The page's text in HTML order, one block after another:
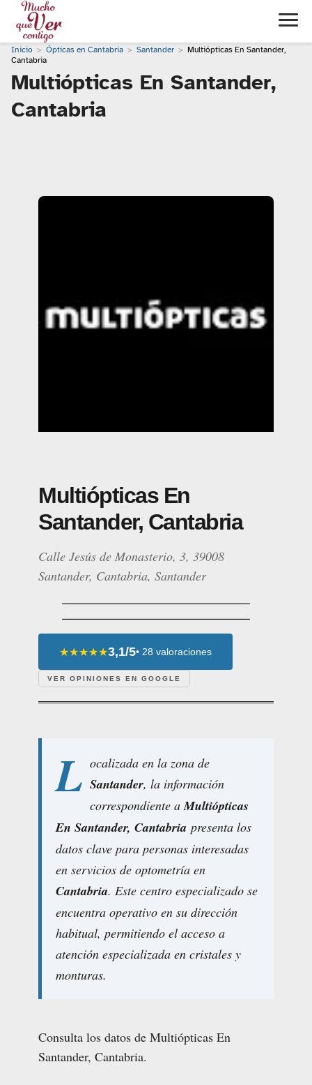
Inicio Ópticas en Cantabria Santander
Multiópticas En Santander,
Cantabria
Multiópticas En Santander,
Cantabria
Multiópticas En
Santander, Cantabria
Calle Jesús de Monasterio, 3, 39008
Santander, Cantabria, Santander
★★★★★3,1/5• 28 valoraciones
VER OPINIONES EN GOOGLE
L ocalizada en la zona de
Santander, la información
correspondiente aMultiópticas
En Santander, Cantabria presenta los
datos clave para personas interesadas
en servicios de optometría en
Cantabria. Este centro especializado se
encuentra operativo en su dirección
habitual, permitiendo el acceso a
atención especializada en cristales y
monturas.
Consulta los datos de Multiópticas En
Santander, Cantabria.